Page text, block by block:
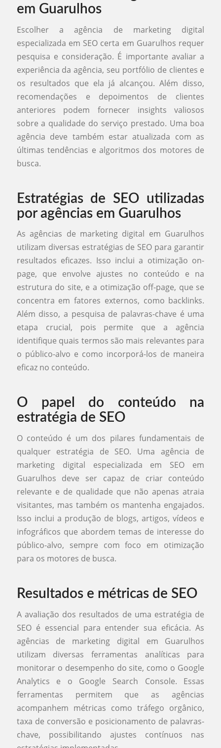
em Guarulhos
Escolher a agência de marketing digital
especializada em SEO certa em Guarulhos requer
pesquisa e consideração. É importante avaliar a
experiência da agência, seu portfólio de clientes e
os resultados que ela já alcançou. Além disso,
recomendações e depoimentos de clientes
anteriores podem fornecer insights valiosos
sobre a qualidade do serviço prestado. Uma boa
agência deve também estar atualizada com as
últimas tendências e algoritmos dos motores de
busca.
Estratégias de SEO utilizadas
por agências em Guarulhos
As agências de marketing digital em Guarulhos
utilizam diversas estratégias de SEO para garantir
resultados eficazes. Isso inclui a otimização on-
page, que envolve ajustes no conteúdo e na
estrutura do site, e a otimização off-page, que se
concentra em fatores externos, como backlinks.
Além disso, a pesquisa de palavras-chave é uma
etapa crucial, pois permite que a agência
identifique quais termos são mais relevantes para
o público-alvo e como incorporá-los de maneira
eficaz no conteúdo.
O papel do conteúdo na
estratégia de SEO
O conteúdo é um dos pilares fundamentais de
qualquer estratégia de SEO. Uma agência de
marketing digital especializada em SEO em
Guarulhos deve ser capaz de criar conteúdo
relevante e de qualidade que não apenas atraia
visitantes, mas também os mantenha engajados.
Isso inclui a produção de blogs, artigos, vídeos e
infográficos que abordem temas de interesse do
público-alvo, sempre com foco em otimização
para os motores de busca.
Resultados e métricas de SEO
A avaliação dos resultados de uma estratégia de
SEO é essencial para entender sua eficácia. As
agências de marketing digital em Guarulhos
utilizam diversas ferramentas analíticas para
monitorar o desempenho do site, como o Google
Analytics e o Google Search Console. Essas
ferramentas permitem que as agências
acompanhem métricas como tráfego orgânico,
taxa de conversão e posicionamento de palavras-
chave, possibilitando ajustes contínuos nas